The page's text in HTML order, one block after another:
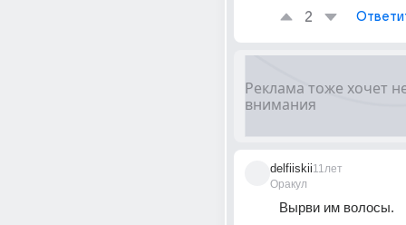
2
delfiiskii
Оракул
11лет
Вырви им волосы.